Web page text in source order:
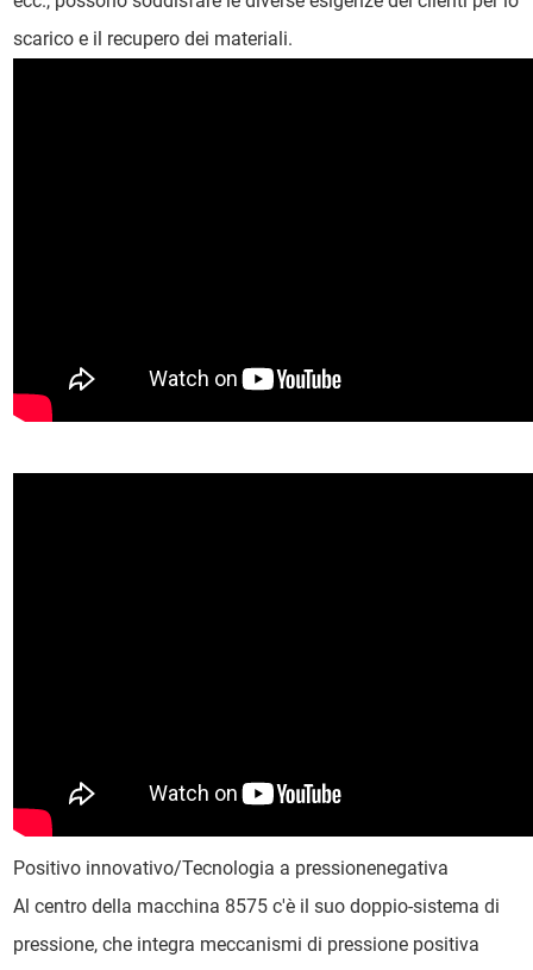
scarico e il recupero dei materiali.
Positivo innovativo/Tecnologia a pressionenegativa
Al centro della macchina 8575 c'è il suo doppio-sistema di
pressione, che integra meccanismi di pressione positiva